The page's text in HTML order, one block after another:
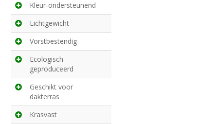
Kleur-ondersteunend
Lichtgewicht
Vorstbestendig
Ecologisch
geproduceerd
Geschikt voor
dakterras
Krasvast